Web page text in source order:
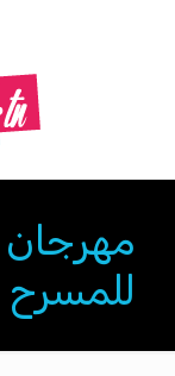
مهرجان
للمسرح